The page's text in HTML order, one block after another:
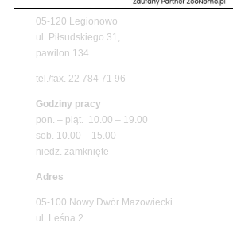
05-120 Legionowo
ul. Piłsudskiego 31,
pawilon 134
tel./fax. 22 784 71 96
Godziny pracy
pon. – piąt. 10.00 – 19.00
sob. 10.00 – 15.00
niedz. zamknięte
Adres
05-100 Nowy Dwór Mazowiecki
ul. Leśna 2